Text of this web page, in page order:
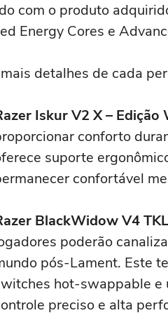
com o produto
Energy Cores e
detalhes de cada
Iskur V2 X –
conforto
suporte
confortável
BlackWidow V4
poderão
pós-Lament. Este
hot-swappable e
preciso e alta